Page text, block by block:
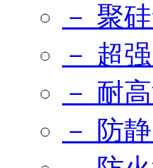
－ 聚
－ 超
－ 耐
－ 防